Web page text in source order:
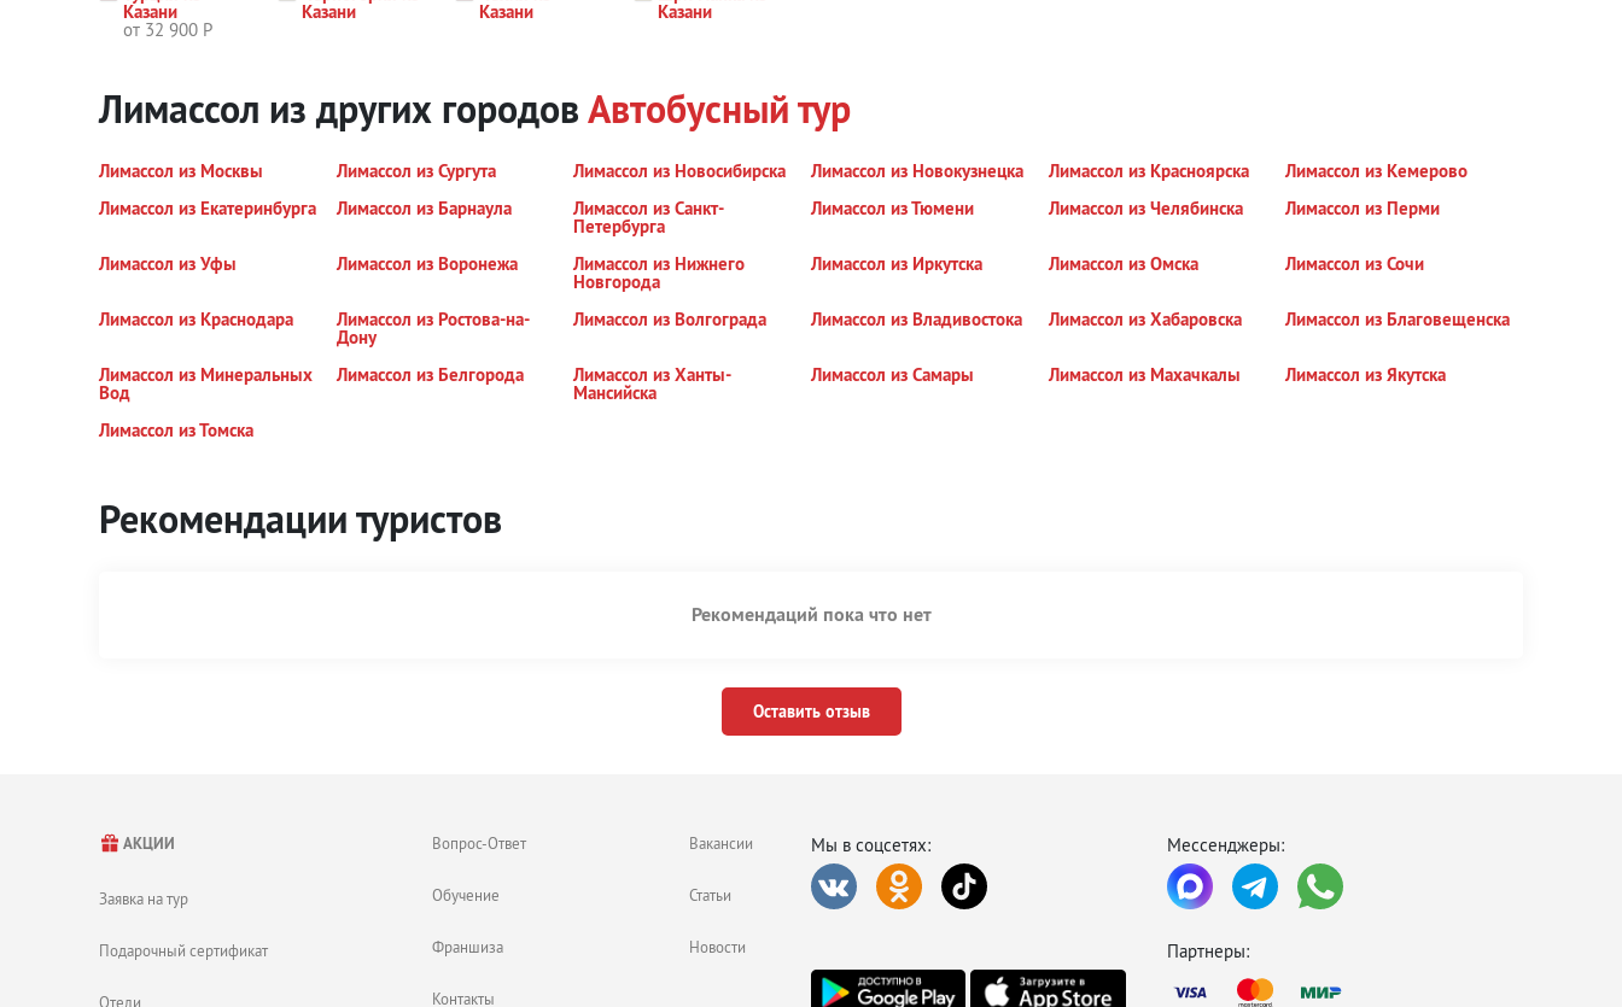
Казани
от 32 900 Р
Казани Казани Казани
Лимассол из других городовАвтобусный тур
Лимассол из Москвы Лимассол из Сургута Лимассол из Новосибирска Лимассол из Новокузнецка Лимассол из Красноярска
Лимассол из Кемерово
Лимассол из Екатеринбурга
Лимассол из Барнаула Лимассол из Санкт-
Петербурга
Лимассол из Тюмени Лимассол из Челябинска Лимассол из Перми
Лимассол из Уфы Лимассол из Воронежа Лимассол из Нижнего
Новгорода
Лимассол из Иркутска Лимассол из Омска Лимассол из Сочи
Лимассол из Краснодара Лимассол из Ростова-на-
Дону
Лимассол из Волгограда Лимассол из Владивостока Лимассол из Хабаровска Лимассол из Благовещенска
Лимассол из Минеральных
Вод
Лимассол из Белгорода Лимассол из Ханты-
Мансийска
Лимассол из Самары Лимассол из Махачкалы Лимассол из Якутска
Лимассол из Томска
Рекомендации туристов
Рекомендаций пока что нет
Оставить отзыв
АКЦИИ
Заявка на тур
Подарочный сертификат
Отели
Вопрос-Ответ
Обучение
Франшиза
Контакты
Вакансии
Статьи
Новости
Мы в соцсетях: Мессенджеры:
Партнеры: